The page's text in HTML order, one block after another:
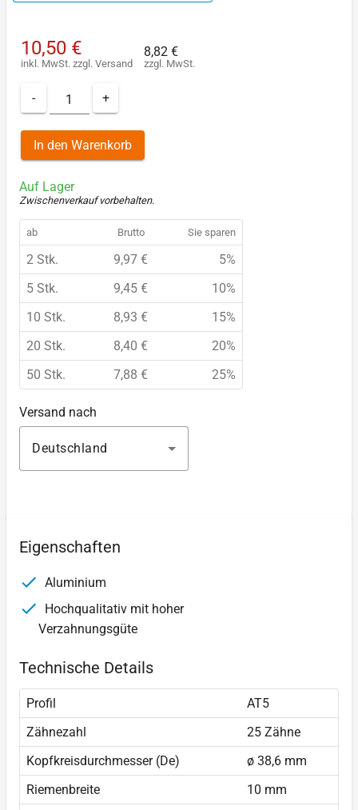
10,50 €
inkl. MwSt. zzgl. Versand
8,82 €
zzgl. MwSt.
- +
In den Warenkorb
Auf Lager
Zwischenverkauf vorbehalten.
ab Brutto Sie sparen
2 Stk. 9,97 €
5%
5 Stk.
9,45 €
10%
10 Stk.
8,93 €
15%
20 Stk.
8,40 €
20%
50 Stk.
7,88 € 25%
Versand nach
Deutschland
Eigenschaften
Aluminium
Hochqualitativ mit hoher
Verzahnungsgüte
Technische Details
Profil
AT5
Zähnezahl
25 Zähne
Kopfkreisdurchmesser (De)
ø 38,6 mm
Riemenbreite
10 mm